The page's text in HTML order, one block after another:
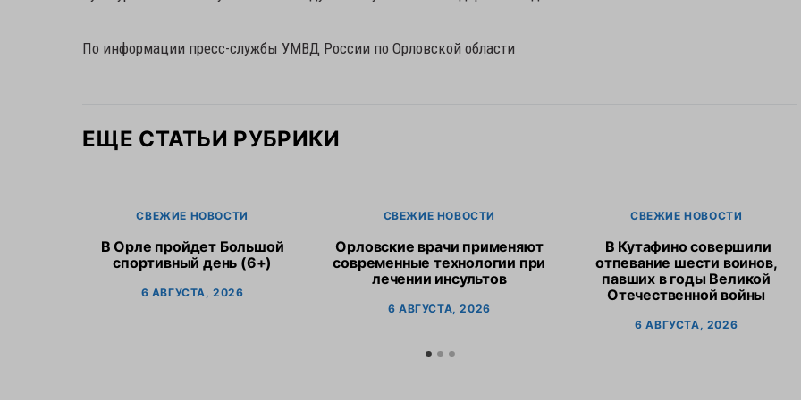
По информации пресс-службы УМВД России по Орловской области
ЕЩЕ СТАТЬИ РУБРИКИ
СВЕЖИЕ НОВОСТИ
В Орле пройдет Большой
спортивный день (6+)
6 АВГУСТА, 2026
СВЕЖИЕ НОВОСТИ
Орловские врачи применяют
современные технологии при
лечении инсультов
6 АВГУСТА, 2026
СВЕЖИЕ НОВОСТИ
В Кутафино совершили
отпевание шести воинов,
павших в годы Великой
Отечественной войны
6 АВГУСТА, 2026